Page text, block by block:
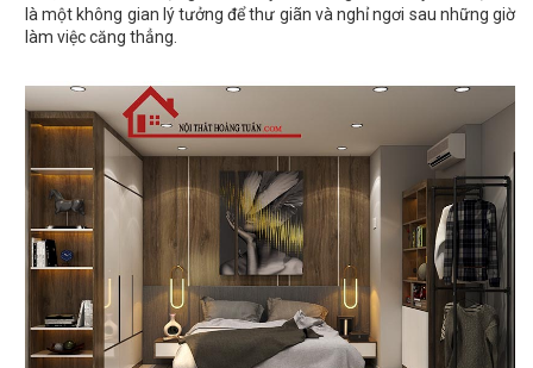
là một không gian lý tưởng để thư giãn và nghỉ ngơi sau những giờ
làm việc căng thẳng.